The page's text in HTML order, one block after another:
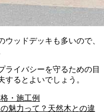
ッドデッキも多いので、
ライバシーを守るための目
するとよいでしょう。
・施工例
魅力って？天然木との違